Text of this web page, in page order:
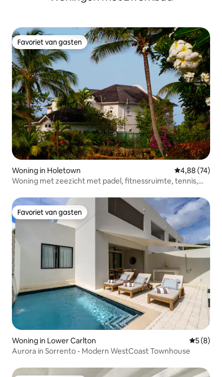
Favoriet van gasten
Favoriet van gasten
Woning in Holetown Gemiddelde
4,88 (74)
Woning met zeezicht met padel, fitnessruimte, tennis,
Favoriet van gasten
Favoriet van gasten
Woning in Lower Carlton
5 (8)
Aurora in Sorrento - Modern WestCoast Townhouse